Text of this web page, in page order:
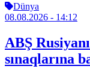
Dünya
08.08.2026 - 14:12
ABŞ
sınaqlarına